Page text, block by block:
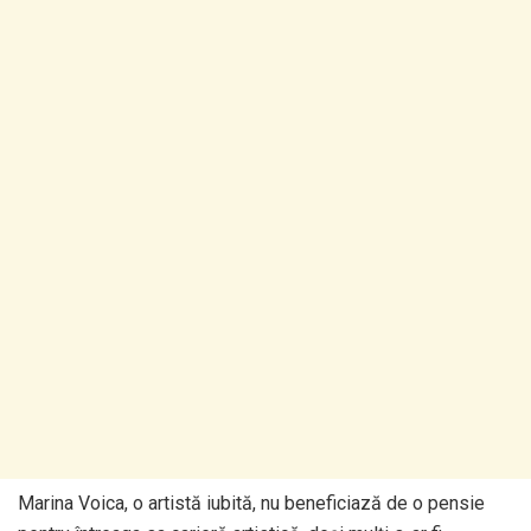
Marina Voica, o artistă iubită, nu beneficiază de o pensie